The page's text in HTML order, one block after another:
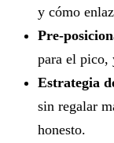
y cómo
Pre-
para el pico,
Estrategia
sin regalar
honesto.